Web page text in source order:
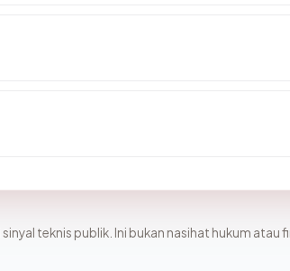
teknis publik. Ini bukan nasihat hukum atau